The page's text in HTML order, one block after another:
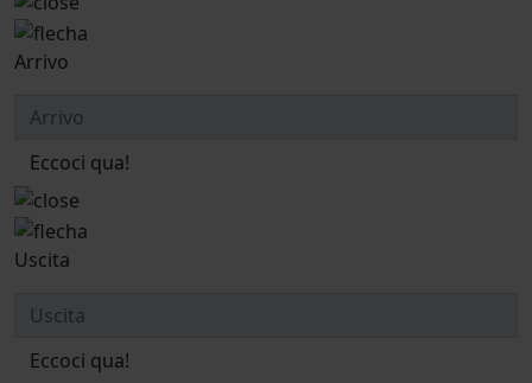
Arrivo
Eccoci qua!
Uscita
Eccoci qua!